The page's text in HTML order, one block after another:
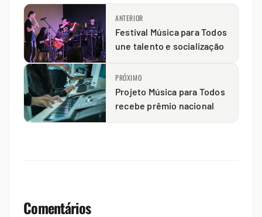
ANTERIOR
Festival Música para Todos
une talento e socialização
PRÓXIMO
Projeto Música para Todos
recebe prêmio nacional
Comentários